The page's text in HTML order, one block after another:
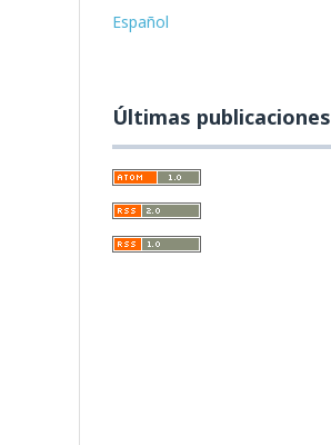
Español
Últimas publicaciones